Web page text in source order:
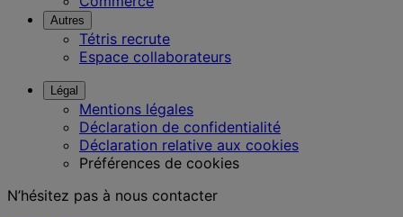
Autres
Tétris recrute
Espace collaborateurs
Légal
Mentions légales
Déclaration de confidentialité
Déclaration relative aux cookies
Préférences de cookies
N’hésitez pas à nous contacter